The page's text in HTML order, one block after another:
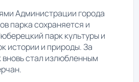
Администрации города
парка сохраняется и
парк культуры и
истории и природы. За
вновь стал излюбленным